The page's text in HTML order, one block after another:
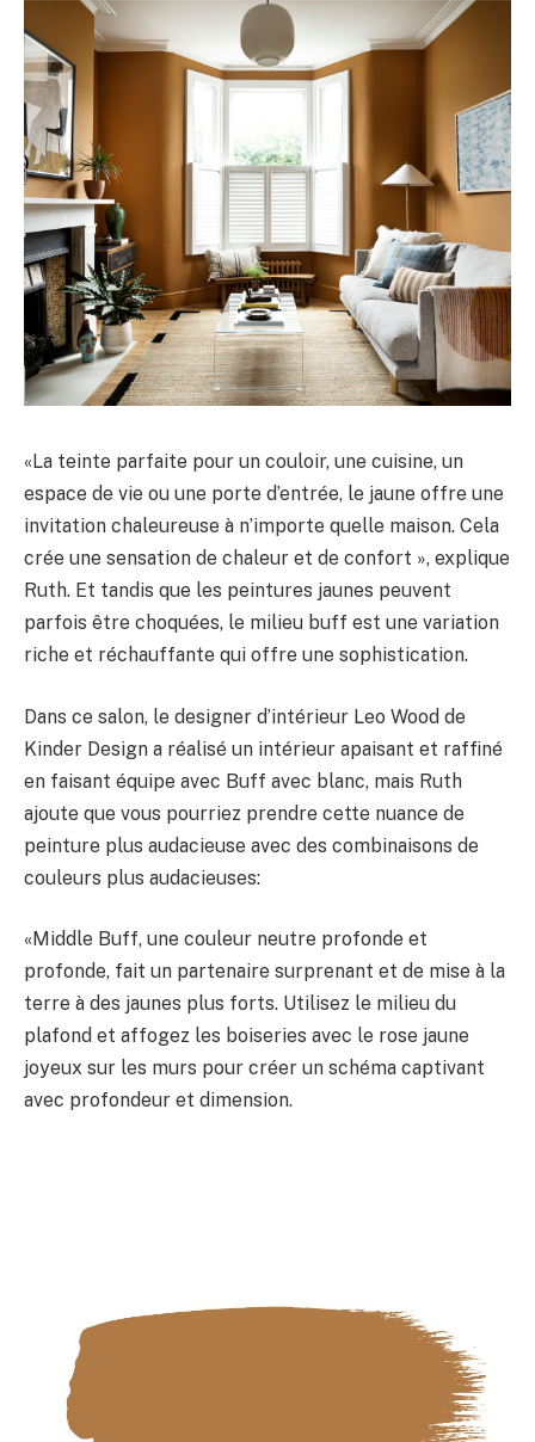
«La teinte parfaite pour un couloir, une cuisine, un
espace de vie ou une porte d’entrée, le jaune offre une
invitation chaleureuse à n’importe quelle maison. Cela
crée une sensation de chaleur et de confort », explique
Ruth. Et tandis que les peintures jaunes peuvent
parfois être choquées, le milieu buff est une variation
riche et réchauffante qui offre une sophistication.
Dans ce salon, le designer d’intérieur Leo Wood de
Kinder Design a réalisé un intérieur apaisant et raffiné
en faisant équipe avec Buff avec blanc, mais Ruth
ajoute que vous pourriez prendre cette nuance de
peinture plus audacieuse avec des combinaisons de
couleurs plus audacieuses:
«Middle Buff, une couleur neutre profonde et
profonde, fait un partenaire surprenant et de mise à la
terre à des jaunes plus forts. Utilisez le milieu du
plafond et affogez les boiseries avec le rose jaune
joyeux sur les murs pour créer un schéma captivant
avec profondeur et dimension.